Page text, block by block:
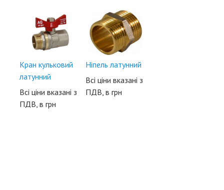
Кран кульковий
латунний
Всі ціни вказані з
ПДВ, в грн
Ніпель латунний
Всі ціни вказані з
ПДВ, в грн